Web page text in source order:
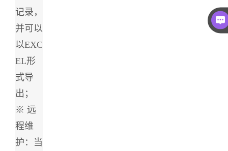
记录，
并可以
以EXC
EL形
式导
出；
※ 远
程维
护：当